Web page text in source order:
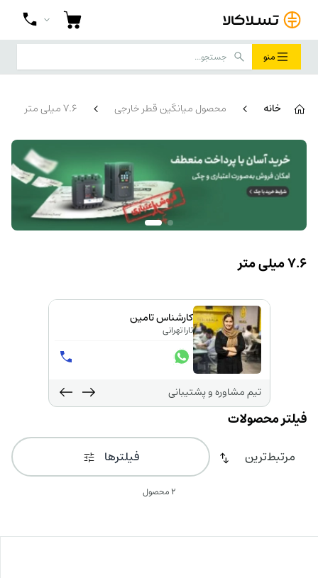
منو
خانه محصول میانگین قطر خارجی 7.6 میلی متر
7.6 میلی متر
2 محصول
فیلترها
کارشناس تامین
تارا تهرانی
تیم مشاوره و پشتیبانی